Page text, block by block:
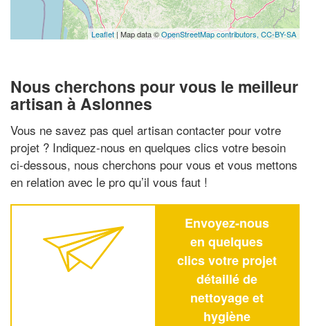
Leaflet| Map data ©OpenStreetMap contributors, CC-BY-SA
Nous cherchons pour vous le meilleur
artisan à Aslonnes
Vous ne savez pas quel artisan contacter pour votre
projet ? Indiquez-nous en quelques clics votre besoin
ci-dessous, nous cherchons pour vous et vous mettons
en relation avec le pro qu’il vous faut !
Envoyez-nous
en quelques
clics votre projet
détaillé de
nettoyage et
hygiène